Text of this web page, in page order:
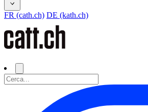
FR (cath.ch) DE (kath.ch)